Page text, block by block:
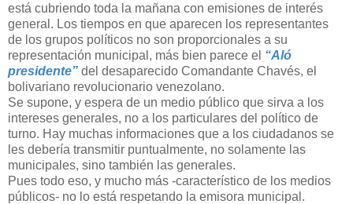
está cubriendo toda la mañana con emisiones de interés
general. Los tiempos en que aparecen los representantes
de los grupos políticos no son proporcionales a su
representación municipal, más bien parece el “Aló
presidente” del desaparecido Comandante Chavés, el
bolivariano revolucionario venezolano.
Se supone, y espera de un medio público que sirva a los
intereses generales, no a los particulares del político de
turno. Hay muchas informaciones que a los ciudadanos se
les debería transmitir puntualmente, no solamente las
municipales, sino también las generales.
Pues todo eso, y mucho más -característico de los medios
públicos- no lo está respetando la emisora municipal.